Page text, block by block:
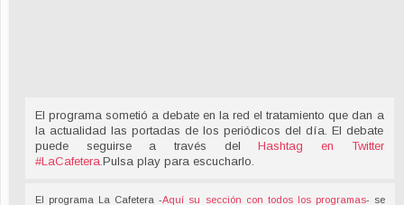
El programa sometió a debate en la red el tratamiento que dan a
la actualidad las portadas de los periódicos del día. El debate
puede seguirse a través delHashtag en Twitter
#LaCafetera Pulsa play para escucharlo.
El programa La Cafetera -Aquí su sección con todos los programas- se